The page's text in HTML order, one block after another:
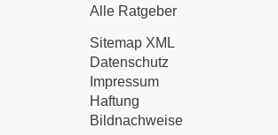
Alle Ratgeber
Sitemap XML
Datenschutz
Impressum
Haftung
Bildnachweise